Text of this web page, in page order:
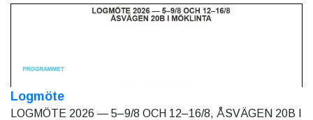
Logmöte
LOGMÖTE 2026 — 5–9/8 OCH 12–16/8, ÅSVÄGEN 20B I